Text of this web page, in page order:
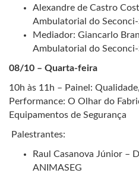
Alexandre de Castro
Ambulatorial do Seconci-
Mediador: Giancarlo
Ambulatorial do Seconci-
08/10 – Quarta-feira
10h às 11h – Painel:
Performance: O Olhar do
Equipamentos de Segurança
Palestrantes:
Raul Casanova Júnior –
ANIMASEG